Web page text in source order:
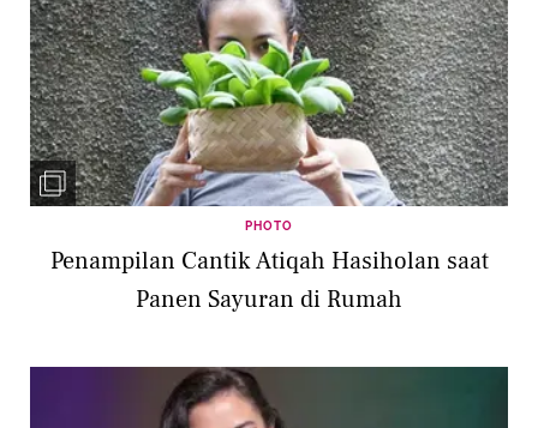
PHOTO
Penampilan Cantik Atiqah Hasiholan saat
Panen Sayuran di Rumah